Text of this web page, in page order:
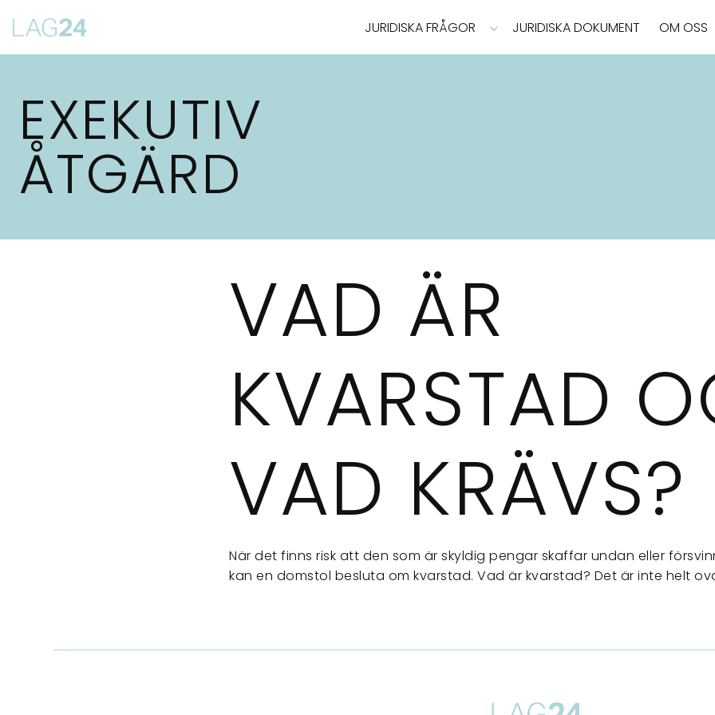
suoraan
JURIDISKA FRÅGOR JURIDISKA DOKUMENT OM OSS
EXEKUTIV
ÅTGÄRD
VAD ÄR
KVARSTAD
VAD KRÄVS?
När det finns risk att den som är skyldig pengar skaffar undan eller
kan en domstol besluta om kvarstad. Vad är kvarstad? Det är inte helt